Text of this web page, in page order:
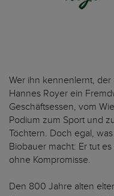
Wer ihn kennenlernt, der
Hannes Royer ein
Geschäftsessen, vom
Podium zum Sport und
Töchtern. Doch egal,
Biobauer macht: Er tut
ohne Kompromisse.
Den 800 Jahre alten